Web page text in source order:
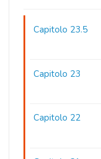
Capitolo 23.5
Capitolo 23
Capitolo 22